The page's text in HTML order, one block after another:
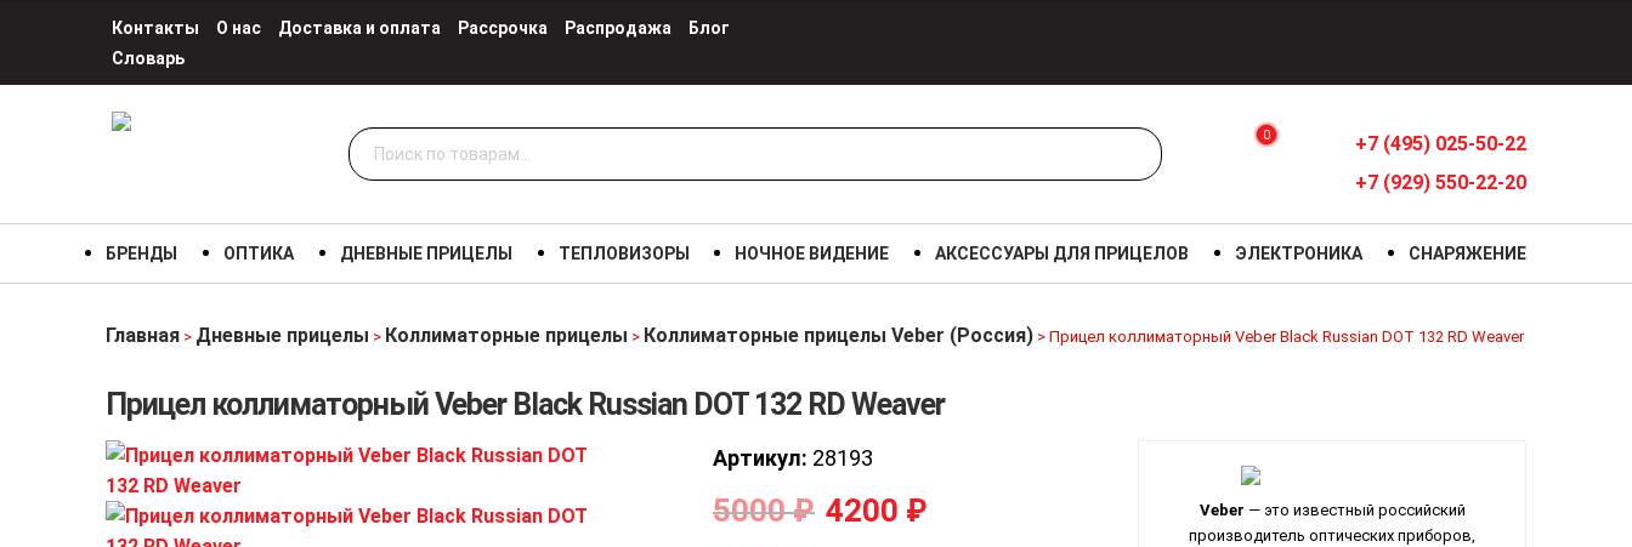
Контакты О нас Доставка и оплата Рассрочка Распродажа
Блог
Словарь
Искать: 0
+7 (495) 025-50-22
+7 (929) 550-22-20
БРЕНДЫ ОПТИКА ДНЕВНЫЕ ПРИЦЕЛЫ ТЕПЛОВИЗОРЫ НОЧНОЕ ВИДЕНИЕ АКСЕССУАРЫ ДЛЯ ПРИЦЕЛОВ ЭЛЕКТРОНИКА СНАРЯЖЕНИЕ
Главная > Дневные прицелы > Коллиматорные прицелы > Коллиматорные прицелы Veber (Россия) > Прицел коллиматорный Veber Black Russian DOT 132 RD Weaver
Прицел коллиматорный Veber Black Russian DOT 132 RD Weaver
Артикул: 28193
5000₽ 4200 ₽ Veber — это известный российский
производитель оптических приборов,